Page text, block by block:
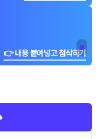
👉 내용 붙여넣고 첨삭하기